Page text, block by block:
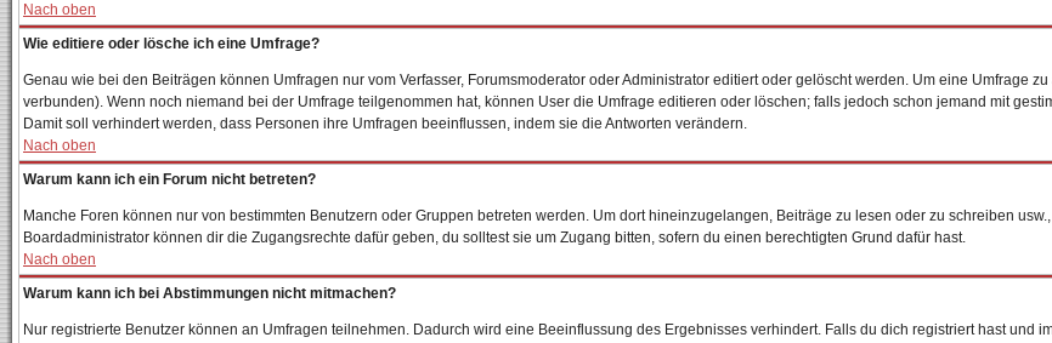
Nach oben
Wie editiere oder lösche ich eine Umfrage?
Genau wie bei den Beiträgen können Umfragen nur vom Verfasser, Forumsmoderator oder Administrator editiert oder gelöscht werden. Um eine Umfrage
verbunden). Wenn noch niemand bei der Umfrage teilgenommen hat, können User die Umfrage editieren oder löschen; falls jedoch schon jemand mit
Damit soll verhindert werden, dass Personen ihre Umfragen beeinflussen, indem sie die Antworten verändern.
Nach oben
Warum kann ich ein Forum nicht betreten?
Manche Foren können nur von bestimmten Benutzern oder Gruppen betreten werden. Um dort hineinzugelangen, Beiträge zu lesen oder zu schreiben
Boardadministrator können dir die Zugangsrechte dafür geben, du solltest sie um Zugang bitten, sofern du einen berechtigten Grund dafür hast.
Nach oben
Warum kann ich bei Abstimmungen nicht mitmachen?
Nur registrierte Benutzer können an Umfragen teilnehmen. Dadurch wird eine Beeinflussung des Ergebnisses verhindert. Falls du dich registriert hast und